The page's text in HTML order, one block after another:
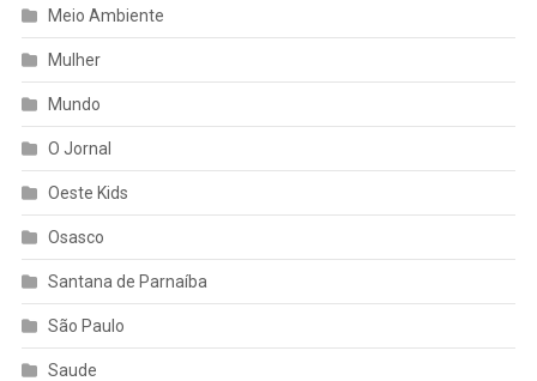
Meio Ambiente
Mulher
Mundo
O Jornal
Oeste Kids
Osasco
Santana de Parnaíba
São Paulo
Saude